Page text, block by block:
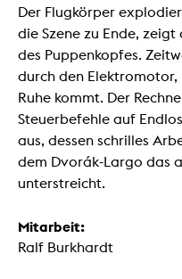
Der Flugkörper
die Szene zu Ende,
des Puppenkopfes.
durch den
Ruhe kommt. Der
Steuerbefehle auf
aus, dessen schrilles
dem Dvorák-Largo das
unterstreicht.
Mitarbeit:
Ralf Burkhardt